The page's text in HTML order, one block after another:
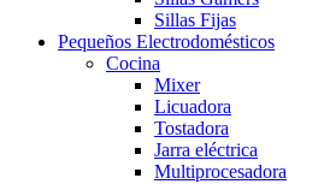
Sillas Fijas
Pequeños Electrodomésticos
Cocina
Mixer
Licuadora
Tostadora
Jarra eléctrica
Multiprocesadora